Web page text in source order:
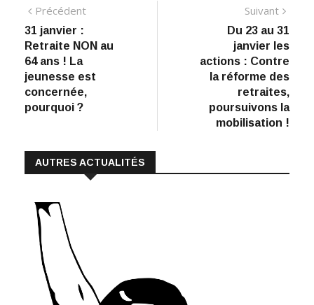
e
b
o
o
k
e
Li
Navigation
de
l’article
PrécédentArticle
31 janvier :
Retraite NON au
64 ans ! La
jeunesse est
concernée,
pourquoi ?
Suivant
:
Du 23 au 31
janvier les
actions : Contre
la réforme des
retraites,
poursuivons la
mobilisation !
AUTRES ACTUALITÉS